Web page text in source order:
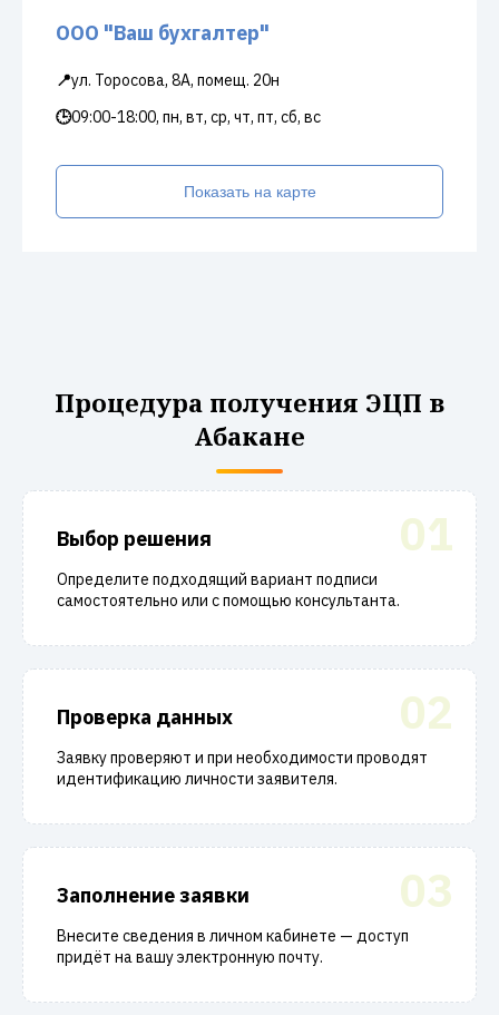
ООО "Ваш бухгалтер"
📍ул. Торосова, 8А, помещ. 20н
🕒09:00-18:00, пн, вт, ср, чт, пт, сб, вс
Показать на карте
Процедура получения ЭЦП в
Абакане
01
Выбор решения
Определите подходящий вариант подписи
самостоятельно или с помощью консультанта.
02
Проверка данных
Заявку проверяют и при необходимости проводят
идентификацию личности заявителя.
03
Заполнение заявки
Внесите сведения в личном кабинете — доступ
придёт на вашу электронную почту.